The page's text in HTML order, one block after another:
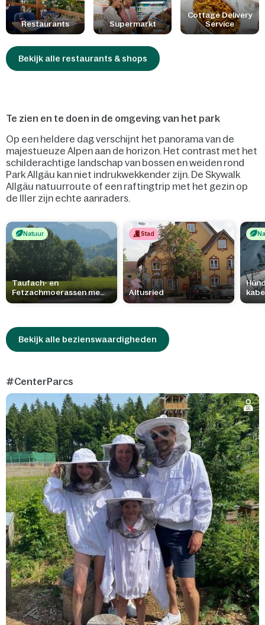
Restaurants Supermarkt
Cottage Delivery
Service
Bekijk alle restaurants & shops
Te zien en te doen in de omgeving van het park
Op een heldere dag verschijnt het panorama van de
majestueuze Alpen aan de horizon. Het contrast met het
schilderachtige landschap van bossen en weiden rond
Park Allgäu kan niet indrukwekkender zijn. De Skywalk
Allgäu natuurroute of een raftingtrip met het gezin op
de Iller zijn echte aanraders.
Natuur
Taufach- en
Fetzachmoerassen met
oermeren
Stad
Altusried
Bekijk alle bezienswaardigheden
#CenterParcs